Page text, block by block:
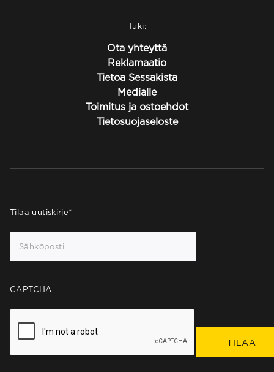
Tuki:
Ota yhteyttä
Reklamaatio
Tietoa Sessakista
Medialle
Toimitus ja ostoehdot
Tietosuojaseloste
Tilaa uutiskirje*
CAPTCHA